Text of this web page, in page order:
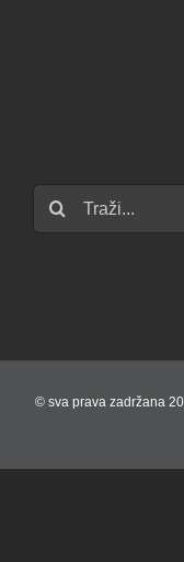
Traži...
© sva prava zadržana